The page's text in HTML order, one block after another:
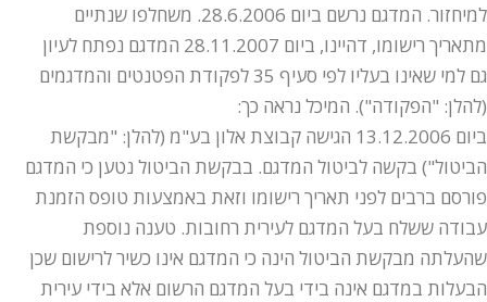
למיחזור. המדגם נרשם ביום 28.6.2006. משחלפו שנתיים
מתאריך רישומו, דהיינו, ביום 28.11.2007 המדגם נפתח לעיון
גם למי שאינו בעליו לפי סעיף 35 לפקודת הפטנטים והמדגמים
(להלן: "הפקודה"). המיכל נראה כך:
ביום 13.12.2006 הגישה קבוצת אלון בע"מ (להלן: "מבקשת
הביטול") בקשה לביטול המדגם. בבקשת הביטול נטען כי המדגם
פורסם ברבים לפני תאריך רישומו וזאת באמצעות טופס הזמנת
עבודה ששלח בעל המדגם לעירית רחובות. טענה נוספת
שהעלתה מבקשת הביטול הינה כי המדגם אינו כשיר לרישום שכן
הבעלות במדגם אינה בידי בעל המדגם הרשום אלא בידי עירית